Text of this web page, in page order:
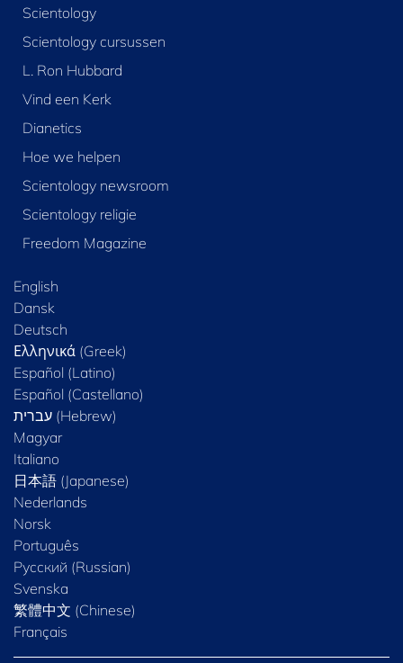
Scientology
Scientology cursussen
L. Ron Hubbard
Vind een Kerk
Dianetics
Hoe we helpen
Scientology newsroom
Scientology religie
Freedom Magazine
English
Dansk
Deutsch
Ελληνικά (Greek)
Español (Latino)
Español (Castellano)
Magyar
Italiano
日本語 (Japanese)
Nederlands
Norsk
Português
Русский (Russian)
Svenska
繁體中文 (Chinese)
Français